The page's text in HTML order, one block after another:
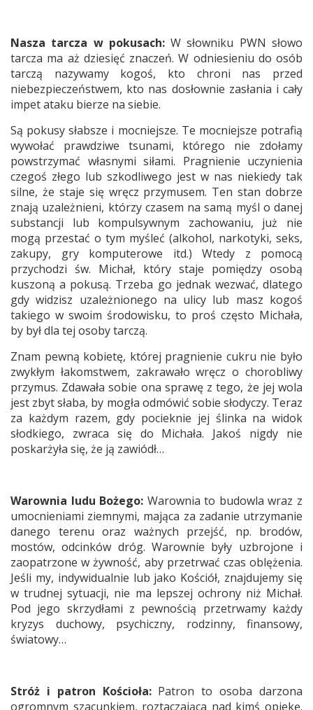
Nasza tarcza w pokusach:W słowniku PWN słowo
tarcza ma aż dziesięć znaczeń. W odniesieniu do osób
tarczą nazywamy kogoś, kto chroni nas przed
niebezpieczeństwem, kto nas dosłownie zasłania i cały
impet ataku bierze na siebie.
Są pokusy słabsze i mocniejsze. Te mocniejsze potrafią
wywołać prawdziwe tsunami, którego nie zdołamy
powstrzymać własnymi siłami. Pragnienie uczynienia
czegoś złego lub szkodliwego jest w nas niekiedy tak
silne, że staje się wręcz przymusem. Ten stan dobrze
znają uzależnieni, którzy czasem na samą myśl o danej
substancji lub kompulsywnym zachowaniu, już nie
mogą przestać o tym myśleć (alkohol, narkotyki, seks,
zakupy, gry komputerowe itd.) Wtedy z pomocą
przychodzi św. Michał, który staje pomiędzy osobą
kuszoną a pokusą. Trzeba go jednak wezwać, dlatego
gdy widzisz uzależnionego na ulicy lub masz kogoś
takiego w swoim środowisku, to proś często Michała,
by był dla tej osoby tarczą.
Znam pewną kobietę, której pragnienie cukru nie było
zwykłym łakomstwem, zakrawało wręcz o chorobliwy
przymus. Zdawała sobie ona sprawę z tego, że jej wola
jest zbyt słaba, by mogła odmówić sobie słodyczy. Teraz
za każdym razem, gdy pocieknie jej ślinka na widok
słodkiego, zwraca się do Michała. Jakoś nigdy nie
poskarżyła się, że ją zawiódł…
Warownia ludu Bożego: Warownia to budowla wraz z
umocnieniami ziemnymi, mająca za zadanie utrzymanie
danego terenu oraz ważnych przejść, np. brodów,
mostów, odcinków dróg. Warownie były uzbrojone i
zaopatrzone w żywność, aby przetrwać czas oblężenia.
Jeśli my, indywidualnie lub jako Kościół, znajdujemy się
w trudnej sytuacji, nie ma lepszej ochrony niż Michał.
Pod jego skrzydłami z pewnością przetrwamy każdy
kryzys duchowy, psychiczny, rodzinny, finansowy,
światowy…
Stróż i patron Kościoła:Patron to osoba darzona
ogromnym szacunkiem, roztaczająca nad kimś opiekę.